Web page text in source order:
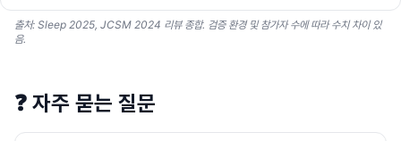
출처: Sleep 2025, JCSM 2024 리뷰 종합. 검증 환경 및 참가자 수에 따라 수치 차이 있
음.
❓ 자주 묻는 질문